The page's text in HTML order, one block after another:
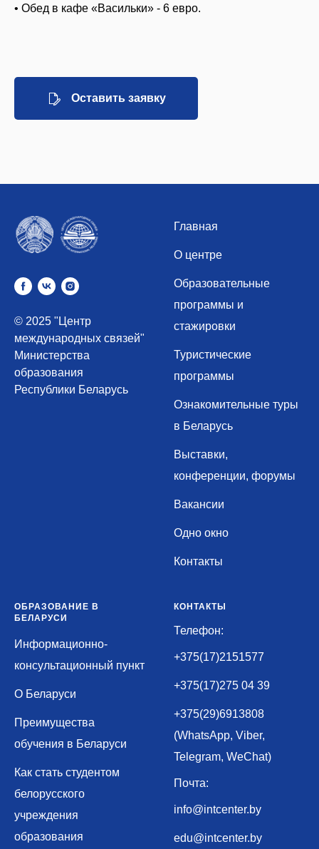
• Обед в кафе «Васильки» - 6 евро.
Оставить заявку
© 2025 "Центр
международных связей"
Министерства
образования
Республики Беларусь
Главная
О центре
Образовательные
программы и
стажировки
Туристические
программы
Ознакомительные туры
в Беларусь
Выставки,
конференции, форумы
Вакансии
Одно окно
Контакты
ОБРАЗОВАНИЕ В
БЕЛАРУСИ
Информационно-
консультационный пункт
О Беларуси
Преимущества
обучения в Беларуси
Как стать студентом
белорусского
учреждения
образования
КОНТАКТЫ
Телефон:
+375(17)2151577
+375(17)275 04 39
+375(29)6913808
(WhatsApp, Viber,
Telegram, WeChat)
Почта:
info@intcenter.by
edu@intcenter.by